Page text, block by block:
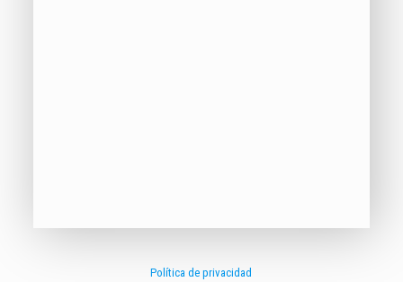
Política de privacidad